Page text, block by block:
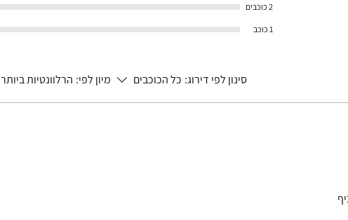
2 כוכבים
1 כוכב
סינון לפי דירוג: כל הכוכבים מיון לפי: הרלוונטיות ביותר